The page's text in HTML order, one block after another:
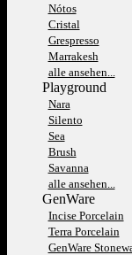
Nótos
Cristal
Grespresso
Marrakesh
alle ansehen...
Playground
Nara
Silento
Sea
Brush
Savanna
alle ansehen...
GenWare
Incise Porcelain
Terra Porcelain
GenWare